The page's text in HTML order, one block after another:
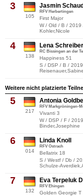
3
105
Jasmin
RFV Herbertingen
First Major
W / Old / B / 2019
Kohler,Nicole
4
138
Lena Schreiber
RC Bissingen an der
Happiness 51
S / DSP / B /
Reisenauer,Sabine
Weitere nicht platzierte
5
217
Antonia
RFV Markgröningen-
Vivanti 3
W / DSP / F /
Binder,Josephine
6
014
Linda Knoll
RFV Ostrach
Bellatrix 18
S / Westf / Db /
Schulze-
7
132
Eva Terpeluk
RFV Ehingen
Golden Georgie T